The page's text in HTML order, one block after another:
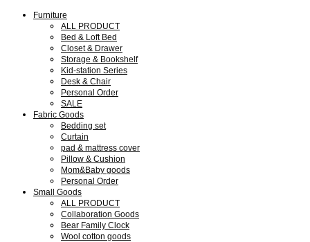
Furniture
ALL PRODUCT
Bed & Loft Bed
Closet & Drawer
Storage & Bookshelf
Kid-station Series
Desk & Chair
Personal Order
SALE
Fabric Goods
Bedding set
Curtain
pad & mattress cover
Pillow & Cushion
Mom&Baby goods
Personal Order
Small Goods
ALL PRODUCT
Collaboration Goods
Bear Family Clock
Wool cotton goods